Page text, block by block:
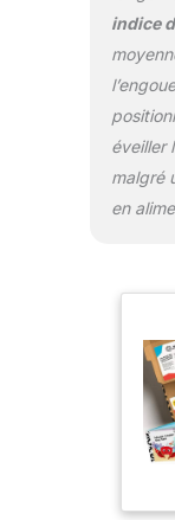
indice
éveiller
malgré
en